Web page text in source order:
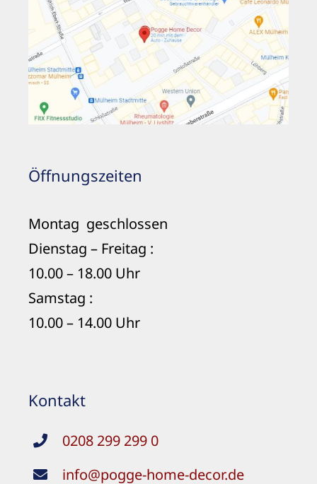
Öffnungszeiten
Montag geschlossen
Dienstag – Freitag :
10.00 – 18.00 Uhr
Samstag :
10.00 – 14.00 Uhr
Kontakt
0208 299 299 0
info@pogge-home-decor.de